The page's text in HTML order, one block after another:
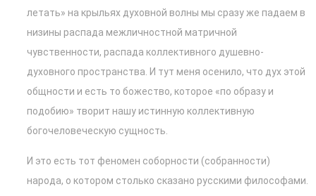
летать» на крыльях духовной волны мы сразу же падаем в
низины распада межличностной матричной
чувственности, распада коллективного душевно-
духовного пространства. И тут меня осенило, что дух этой
общности и есть то божество, которое «по образу и
подобию» творит нашу истинную коллективную
богочеловеческую сущность.
И это есть тот феномен соборности (собранности)
народа, о котором столько сказано русскими философами.